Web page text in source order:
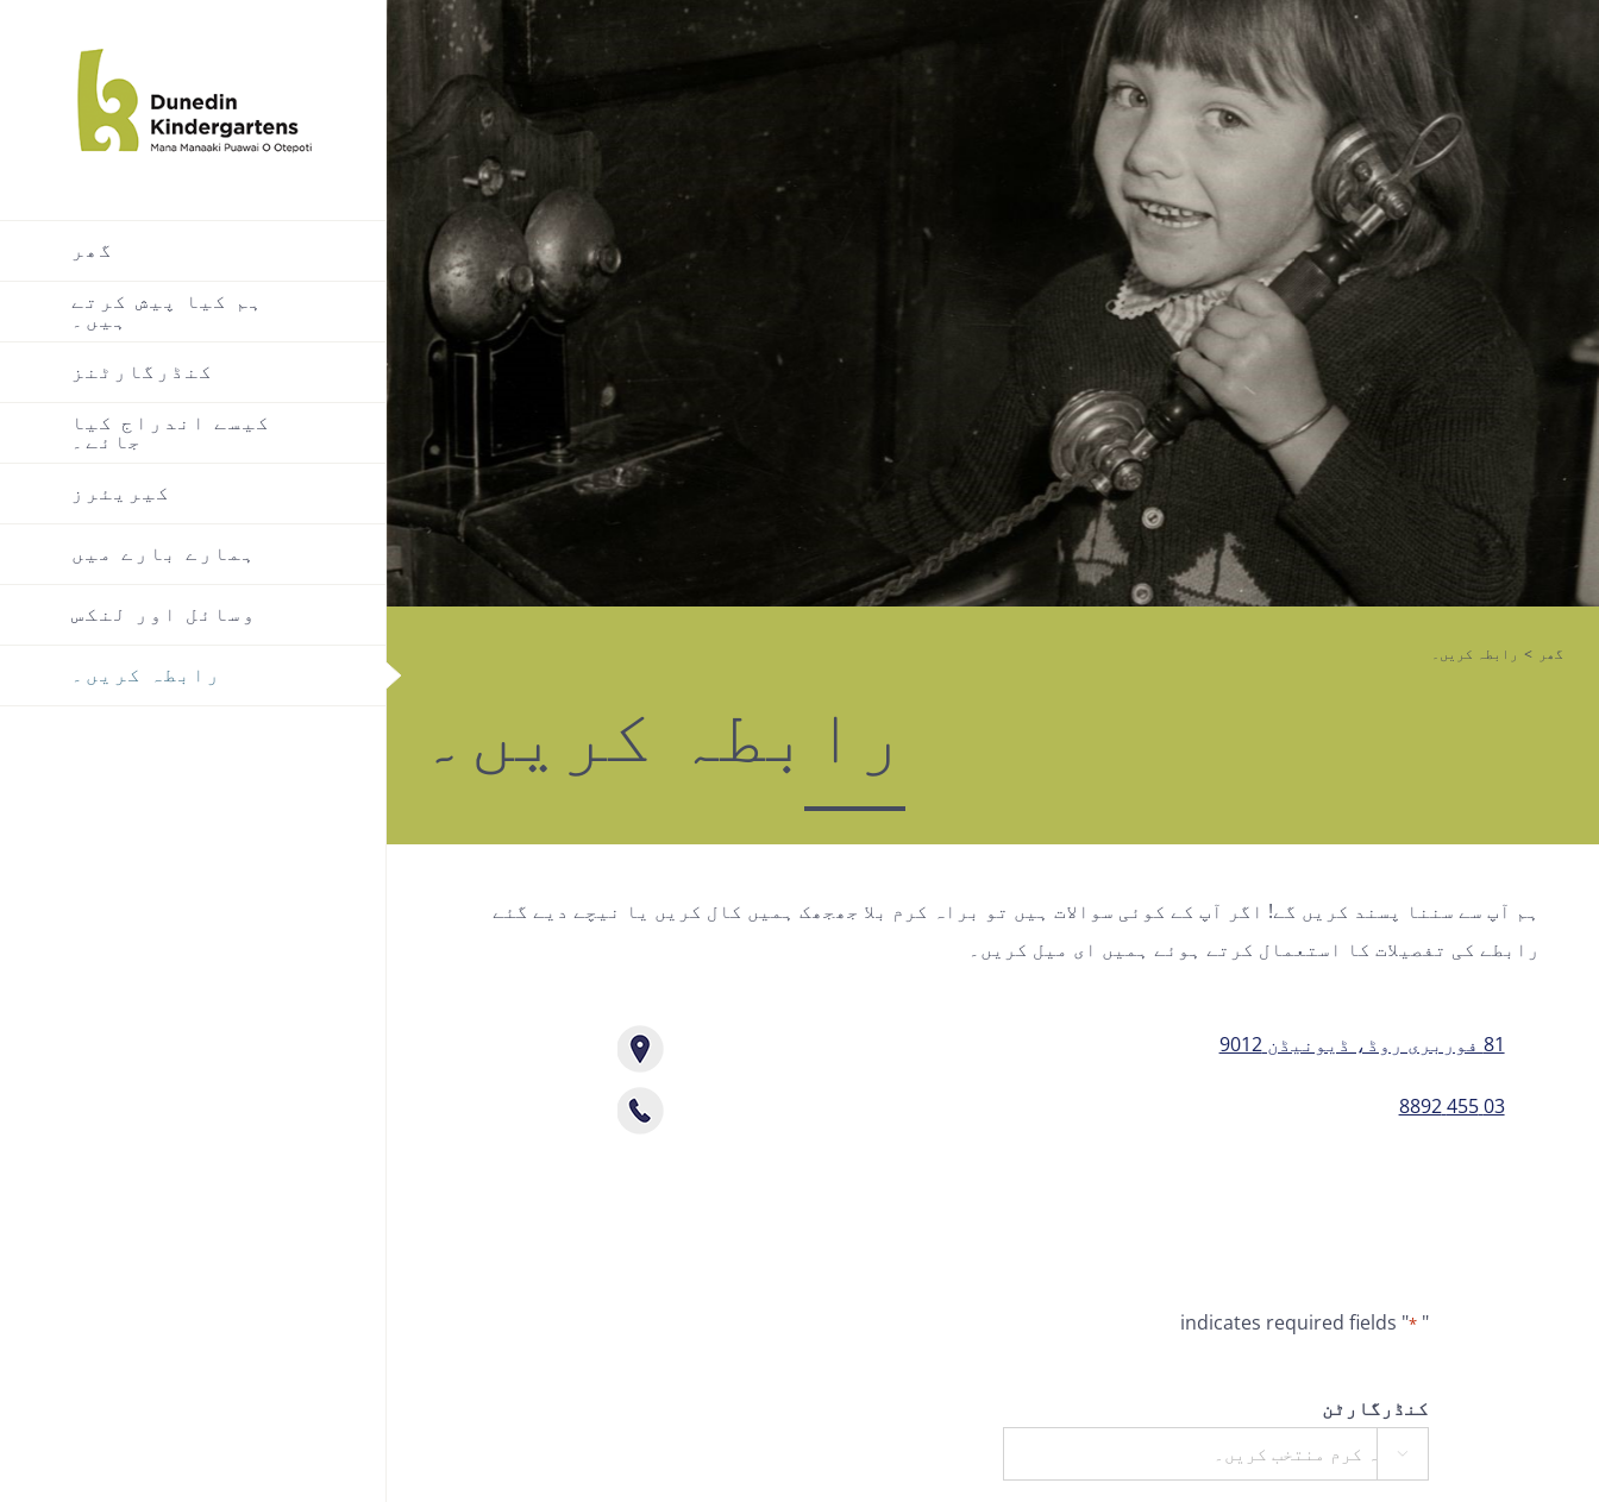
گھر
ہم کیا پیش کرتے
ہیں۔
کنڈرگارٹنز
کیسے اندراج کیا
جائے۔
کیریئرز
ہمارے بارے میں
وسائل اور لنکس
رابطہ کریں۔
رابطہ کریں۔
گھر > رابطہ کریں۔
ہم آپ سے سننا پسند کریں گے! اگر آپ کے کوئی سوالات ہیں تو براہ کرم بلا جھجھک ہمیں کال کریں یا نیچے دیے گئے
رابطے کی تفصیلات کا استعمال کرتے ہوئے ہمیں ای میل کریں۔
81 فوربری روڈ، ڈیونیڈن 9012
03 455 8892
"
*
" indicates required fields
کنڈرگارٹن
